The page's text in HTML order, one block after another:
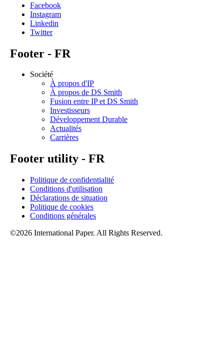
Facebook
Instagram
Linkedin
Twitter
Footer - FR
Société
À propos d'IP
À propos de DS Smith
Fusion entre IP et DS Smith
Investisseurs
Développement Durable
Actualités
Carrières
Footer utility - FR
Politique de confidentialité
Conditions d'utilisation
Déclarations de situation
Politique de cookies
Conditions générales
©2026 International Paper. All Rights Reserved.